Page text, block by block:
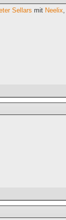
Sellars mit Neelix